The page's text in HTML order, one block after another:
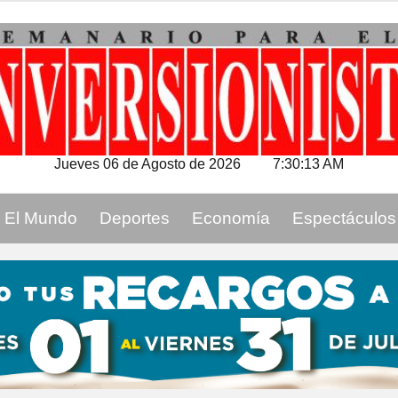
Jueves 06 de Agosto de 2026 7:30:14 AM
El Mundo Deportes Economía Espectáculos